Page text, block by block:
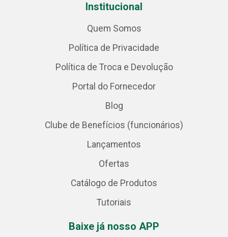
Institucional
Quem Somos
Política de Privacidade
Política de Troca e Devolução
Portal do Fornecedor
Blog
Clube de Benefícios (funcionários)
Lançamentos
Ofertas
Catálogo de Produtos
Tutoriais
Baixe já nosso APP